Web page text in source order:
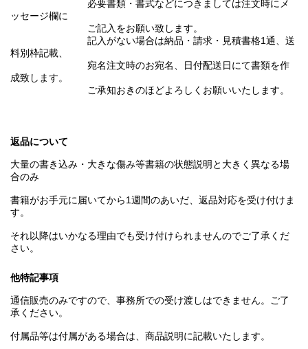
必要書類・書式などにつきましては注文時にメ
ッセージ欄に
ご記入をお願い致します。
記入がない場合は納品・請求・見積書格1通、送
料別枠記載、
宛名注文時のお宛名、日付配送日にて書類を作
成致します。
ご承知おきのほどよろしくお願いいたします。
返品について
大量の書き込み・大きな傷み等書籍の状態説明と大きく異なる場
合のみ
書籍がお手元に届いてから1週間のあいだ、返品対応を受け付けま
す。
それ以降はいかなる理由でも受け付けられませんのでご了承くだ
さい。
他特記事項
通信販売のみですので、事務所での受け渡しはできません。ご了
承ください。
付属品等は付属がある場合は、商品説明に記載いたします。